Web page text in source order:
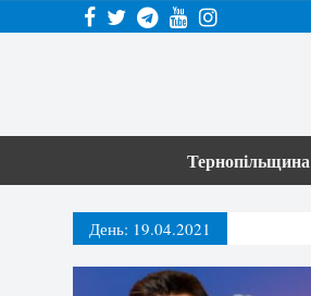
Тернопільщина
День: 19.04.2021